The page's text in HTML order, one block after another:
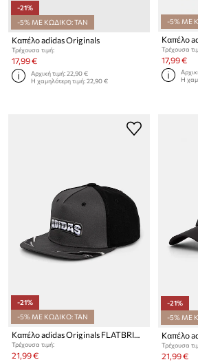
-21%
-5% ΜΕ ΚΩΔΙΚΟ: TAN
Καπέλο adidas Originals
Τρέχουσα τιμή:
17,99 €
Αρχική τιμή:22,90 €
Η χαμηλότερη τιμή:22,90 €
-5% ΜΕ
Τρέχουσα
17,99 €
Η
-21%
-5% ΜΕ ΚΩΔΙΚΟ: TAN
Τρέχουσα τιμή:
21,99 €
-21%
-5% ΜΕ
Καπέλο
Τρέχουσα
21,99 €